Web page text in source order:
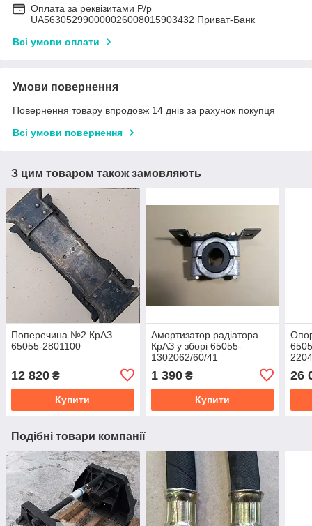
Оплата за реквізитами Р/р
UA563052990000026008015903432 Приват-Банк
Всі умови оплати
Умови повернення
Повернення товару впродовж 14 днів за рахунок покупця
Всі умови повернення
З цим товаром також замовляють
Поперечина №2 КрАЗ
65055-2801100
12 820 ₴
Купити
Амортизатор радіатора
КрАЗ у зборі 65055-
1302062/60/41
1 390₴
Купити
26
Подібні товари компанії